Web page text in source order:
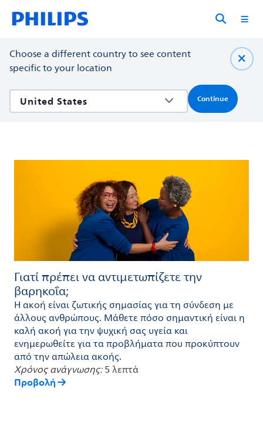
Choose a different country to see content
specific to your location
Continue
Γιατί πρέπει να αντιμετωπίζετε την
βαρηκοΐα;
Η ακοή είναι ζωτικής σημασίας για τη σύνδεση με
άλλους ανθρώπους. Μάθετε πόσο σημαντική είναι η
καλή ακοή για την ψυχική σας υγεία και
ενημερωθείτε για τα προβλήματα που προκύπτουν
από την απώλεια ακοής.
Χρόνος ανάγνωσης:5 λεπτά
Προβολή